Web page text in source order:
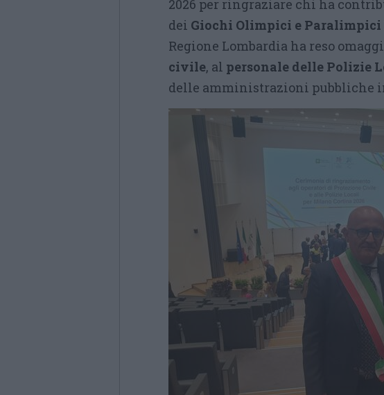
2026 per ringraziare chi ha
dei Giochi Olimpici e
Regione Lombardia ha reso
civile, al personale delle Polizie
delle amministrazioni pubbliche